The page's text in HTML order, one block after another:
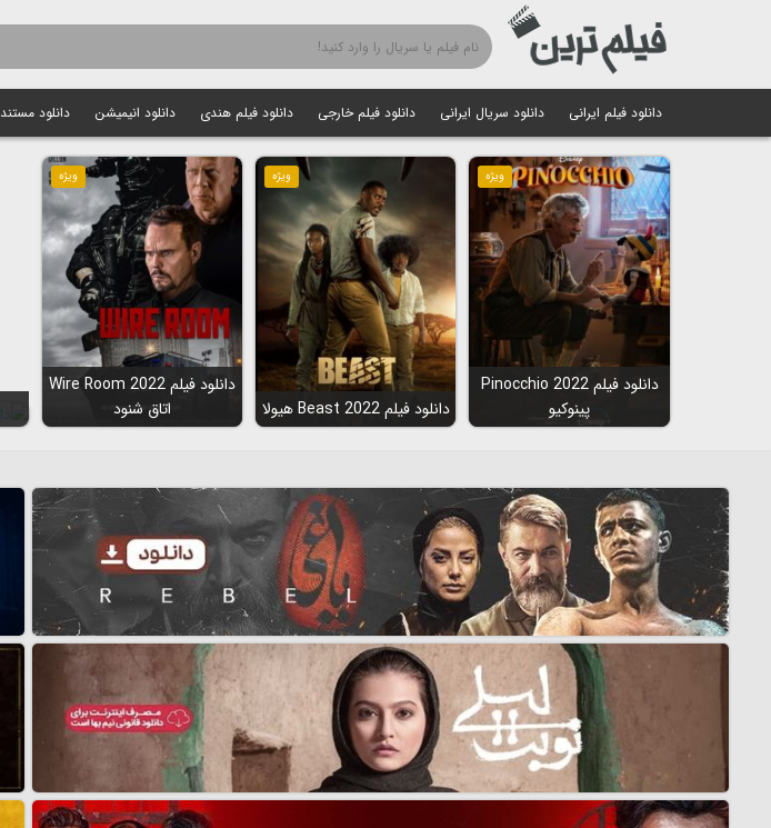
دانلود فیلم ایرانی دانلود سریال ایرانی دانلود فیلم خارجی دانلود فیلم هندی دانلود انیمیشن دانلود مستند
ویژه
دانلود فیلم Pinocchio 2022
پینوکیو
ویژه
دانلود فیلم Beast 2022 هیولا
ویژه
دانلود فیلم Wire Room 2022
اتاق شنود